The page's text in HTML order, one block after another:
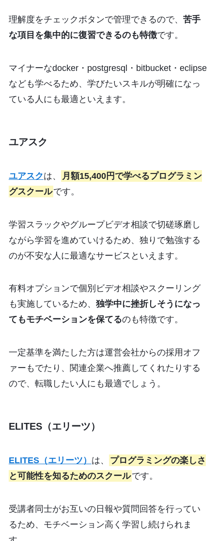
理解度をチェックボタンで管理できるので、 苦手
な項目を集中的に復習できるのも特徴です。
マイナーなdocker・postgresql・bitbucket・eclipse
なども学べるため、学びたいスキルが明確になっ
ている人にも最適といえます。
ユアスク
ユアスクは、
月額15,400円で学べるプログラミン
グスクールです。
学習スラックやグループビデオ相談で切磋琢磨し
ながら学習を進めていけるため、独りで勉強する
のが不安な人に最適なサービスといえます。
有料オプションで個別ビデオ相談やスクーリング
も実施しているため、 独学中に挫折しそうになっ
てもモチベーションを保てるのも特徴です。
一定基準を満たした方は運営会社からの採用オフ
ァーもでたり、関連企業へ推薦してくれたりする
ので、転職したい人にも最適でしょう。
ELITES（エリーツ）
ELITES（エリーツ） は、
プログラミングの楽しさ
と可能性を知るためのスクールです。
受講者同士がお互いの日報や質問回答を行ってい
るため、モチベーション高く学習し続けられま